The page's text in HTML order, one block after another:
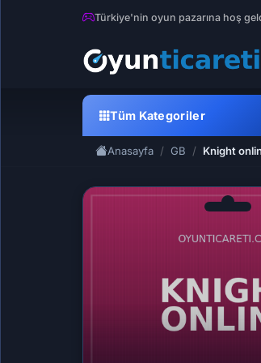
Türkiye'nin oyun pazarına hoş
Tüm Kategoriler
Anasayfa GB Knight